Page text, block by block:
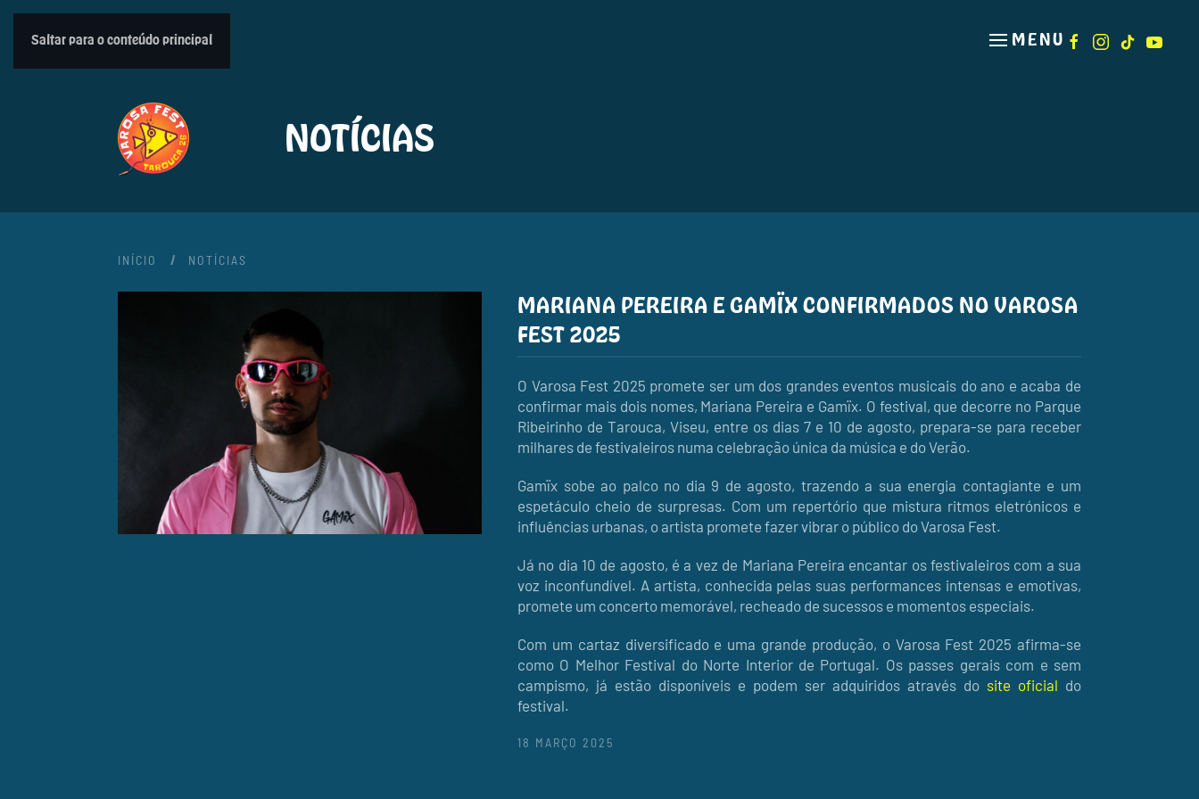
Saltar para o conteúdo principal MENU
NOTÍCIAS
INÍCIO NOTÍCIAS
MARIANA PEREIRA E GAMÏX CONFIRMADOS NO VAROSA
FEST 2025
O Varosa Fest 2025 promete ser um dos grandes eventos musicais do ano e acaba de
confirmar mais dois nomes, Mariana Pereira e Gamïx. O festival, que decorre no Parque
Ribeirinho de Tarouca, Viseu, entre os dias 7 e 10 de agosto, prepara-se para receber
milhares de festivaleiros numa celebração única da música e do Verão.
Gamïx sobe ao palco no dia 9 de agosto, trazendo a sua energia contagiante e um
espetáculo cheio de surpresas. Com um repertório que mistura ritmos eletrónicos e
influências urbanas, o artista promete fazer vibrar o público do Varosa Fest.
Já no dia 10 de agosto, é a vez de Mariana Pereira encantar os festivaleiros com a sua
voz inconfundível. A artista, conhecida pelas suas performances intensas e emotivas,
promete um concerto memorável, recheado de sucessos e momentos especiais.
Com um cartaz diversificado e uma grande produção, o Varosa Fest 2025 afirma-se
como O Melhor Festival do Norte Interior de Portugal. Os passes gerais com e sem
campismo, já estão disponíveis e podem ser adquiridos através do site oficial do
festival.
18 MARÇO 2025